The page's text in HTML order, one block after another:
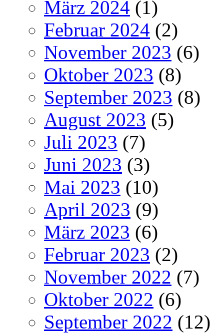
März 2024 (1)
Februar 2024 (2)
November 2023 (6)
Oktober 2023 (8)
September 2023 (8)
August 2023 (5)
Juli 2023 (7)
Juni 2023 (3)
Mai 2023 (10)
April 2023 (9)
März 2023 (6)
Februar 2023 (2)
November 2022 (7)
Oktober 2022 (6)
September 2022 (12)